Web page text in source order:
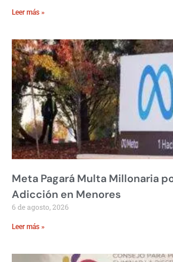
Leer más »
Meta Pagará Multa Millonaria
Adicción en Menores
6 de agosto, 2026
Leer más »